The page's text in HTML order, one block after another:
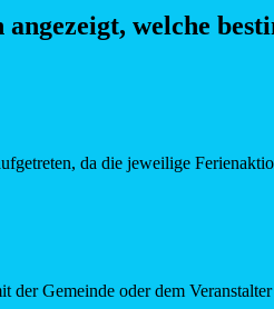
welche
da die jeweilige
der Gemeinde oder dem